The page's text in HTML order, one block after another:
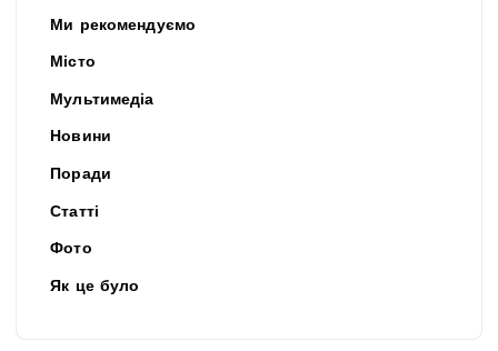
Ми рекомендуємо
Місто
Мультимедіа
Новини
Поради
Статті
Фото
Як це було